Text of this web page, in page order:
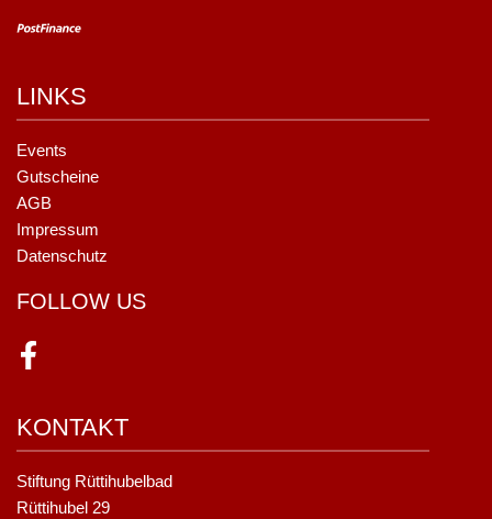
LINKS
Events
Gutscheine
AGB
Impressum
Datenschutz
FOLLOW US
Facebook
KONTAKT
Stiftung Rüttihubelbad
Rüttihubel 29